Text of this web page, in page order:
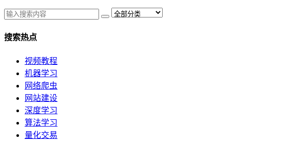
搜索热点
视频教程
机器学习
网络爬虫
网站建设
深度学习
算法学习
量化交易